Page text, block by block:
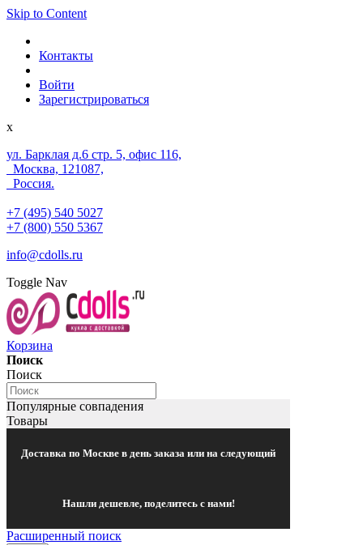
Skip to Content
Контакты
Войти
Зарегистрироваться
x
ул. Барклая д.6 стр. 5, офис 116,
Москва, 121087,
Россия.
+7 (495) 540 5027
+7 (800) 550 5367
info@cdolls.ru
Toggle Nav
Корзина
Поиск
Поиск
Популярные совпадения
Товары
Доставка по Москве в день заказа или на следующий
Нашли дешевле, поделитесь с нами!
Расширенный поиск